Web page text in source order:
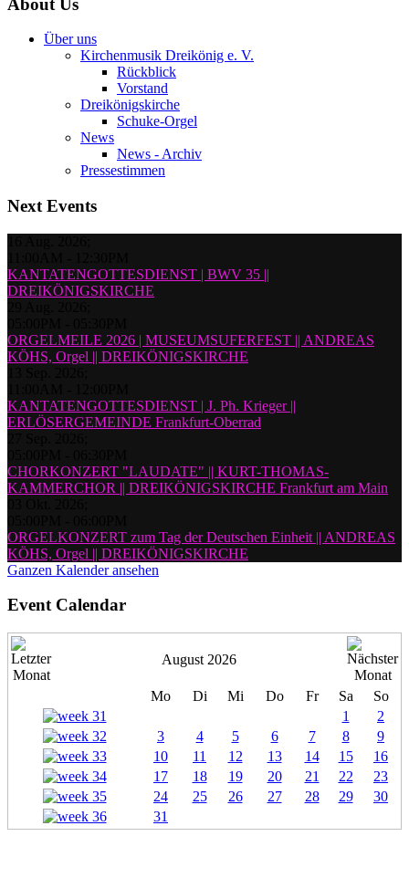
Über uns
Kirchenmusik Dreikönig e. V.
Rückblick
Vorstand
Dreikönigskirche
Schuke-Orgel
News
News - Archiv
Pressestimmen
Next Events
KANTATENGOTTESDIENST | BWV 35 ||
DREIKÖNIGSKIRCHE
ORGELMEILE 2026 | MUSEUMSUFERFEST || ANDREAS
KÖHS, Orgel || DREIKÖNIGSKIRCHE
KANTATENGOTTESDIENST | J. Ph. Krieger ||
ERLÖSERGEMEINDE Frankfurt-Oberrad
CHORKONZERT "LAUDATE" || KURT-THOMAS-
KAMMERCHOR || DREIKÖNIGSKIRCHE Frankfurt am Main
ORGELKONZERT zum Tag der Deutschen Einheit || ANDREAS
KÖHS, Orgel || DREIKÖNIGSKIRCHE
Ganzen Kalender ansehen
Event Calendar
August 2026
Mo Di Mi Do Fr Sa
So
1
2
3
4 5 6 7 8
9
10
11 12 13 14 15
16
17
18 19 20 21 22
23
24
25 26 27 28 29
30
31